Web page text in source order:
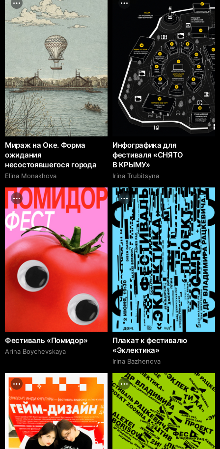
Мираж на Оке. Форма
ожидания
несостоявшегося города
Elina Monakhova
Инфографика для
фестиваля «СНЯТО
В КРЫМУ»
Irina Trubitsyna
Фестиваль «Помидор»
Arina Boychevskaya
Плакат к фестивалю
«Эклектика»
Irina Bazhenova